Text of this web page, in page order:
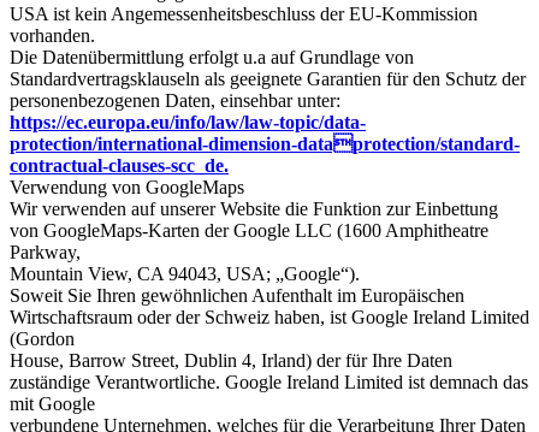
USA ist kein Angemessenheitsbeschluss der EU-Kommission
vorhanden.
Die Datenübermittlung erfolgt u.a auf Grundlage von
Standardvertragsklauseln als geeignete Garantien für den Schutz der
personenbezogenen Daten, einsehbar unter:
https://ec.europa.eu/info/law/law-topic/data-
protection/international-dimension-dataprotection/standard-
contractual-clauses-scc_de.
Verwendung von GoogleMaps
Wir verwenden auf unserer Website die Funktion zur Einbettung
von GoogleMaps-Karten der Google LLC (1600 Amphitheatre
Parkway,
Mountain View, CA 94043, USA; „Google“).
Soweit Sie Ihren gewöhnlichen Aufenthalt im Europäischen
Wirtschaftsraum oder der Schweiz haben, ist Google Ireland Limited
(Gordon
House, Barrow Street, Dublin 4, Irland) der für Ihre Daten
zuständige Verantwortliche. Google Ireland Limited ist demnach das
mit Google
verbundene Unternehmen, welches für die Verarbeitung Ihrer Daten